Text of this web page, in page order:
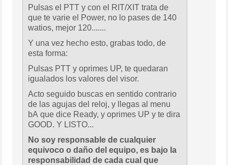
Pulsas el PTT y con el RIT/XIT trata de
que te varie el Power, no lo pases de 140
watios, mejor 120.......
Y una vez hecho esto, grabas todo, de
esta forma:
Pulsas PTT y oprimes UP, te quedaran
igualados los valores del visor.
Acto seguido buscas en sentido contrario
de las agujas del reloj, y llegas al menu
bA que dice Ready, y oprimes UP y te dira
GOOD. Y LISTO...
No soy responsable de cualquier
equivoco o daño del equipo, es bajo la
responsabilidad de cada cual que